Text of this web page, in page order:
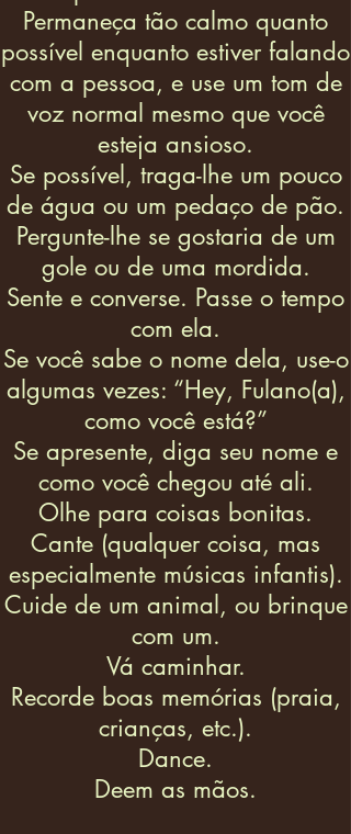
Permaneça tão calmo quanto
possível enquanto estiver falando
com a pessoa, e use um tom de
voz normal mesmo que você
esteja ansioso.
Se possível, traga-lhe um pouco
de água ou um pedaço de pão.
Pergunte-lhe se gostaria de um
gole ou de uma mordida.
Sente e converse. Passe o tempo
com ela.
Se você sabe o nome dela, use-o
algumas vezes: “Hey, Fulano(a),
como você está?”
Se apresente, diga seu nome e
como você chegou até ali.
Olhe para coisas bonitas.
Cante (qualquer coisa, mas
especialmente músicas infantis).
Cuide de um animal, ou brinque
com um.
Vá caminhar.
Recorde boas memórias (praia,
crianças, etc.).
Dance.
Deem as mãos.